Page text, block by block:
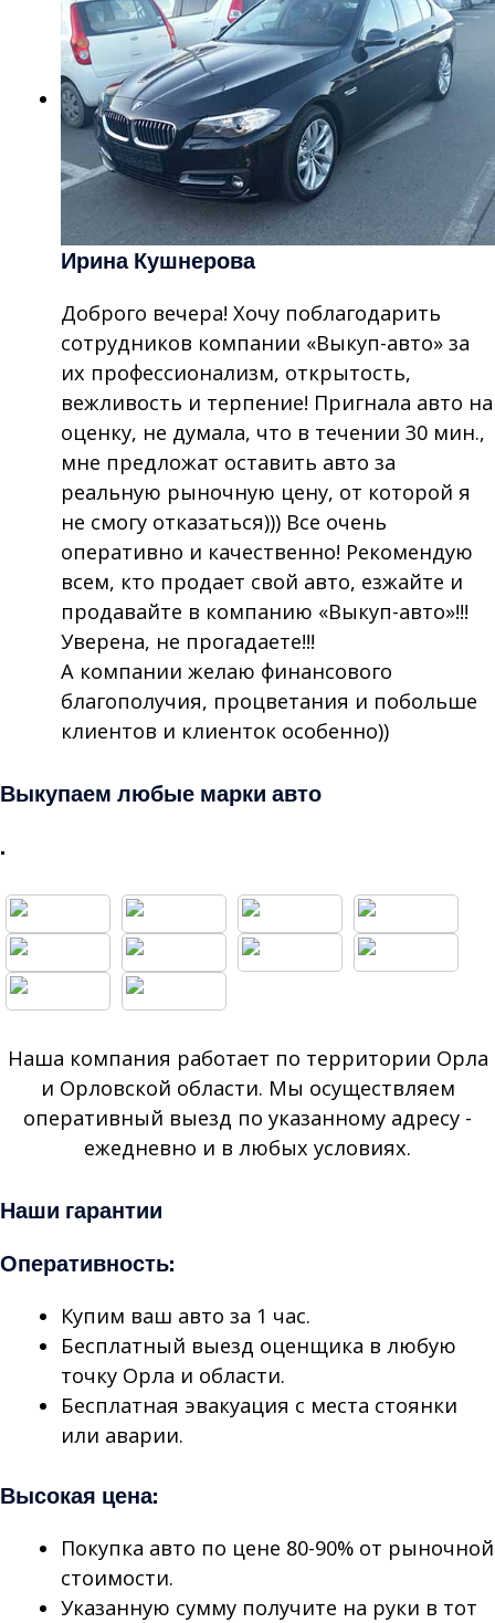
Ирина Кушнерова
Доброго вечера! Хочу поблагодарить
сотрудников компании «Выкуп-авто» за
их профессионализм, открытость,
вежливость и терпение! Пригнала авто на
оценку, не думала, что в течении 30 мин.,
мне предложат оставить авто за
реальную рыночную цену, от которой я
не смогу отказаться))) Все очень
оперативно и качественно! Рекомендую
всем, кто продает свой авто, езжайте и
продавайте в компанию «Выкуп-авто»!!!
Уверена, не прогадаете!!!
А компании желаю финансового
благополучия, процветания и побольше
клиентов и клиенток особенно))
Выкупаем любые марки авто
.
Наша компания работает по территории Орла
и Орловской области. Мы осуществляем
оперативный выезд по указанному адресу -
ежедневно и в любых условиях.
Наши гарантии
Оперативность:
Купим ваш авто за 1 час.
Бесплатный выезд оценщика в любую
точку Орла и области.
Бесплатная эвакуация с места стоянки
или аварии.
Высокая цена:
Покупка авто по цене 80-90% от рыночной
стоимости.
Указанную сумму получите на руки в тот